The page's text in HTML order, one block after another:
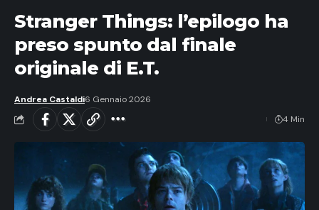
Stranger Things: l’epilogo ha
preso spunto dal finale
originale di E.T.
Andrea Castaldi6 Gennaio 2026
4 Min